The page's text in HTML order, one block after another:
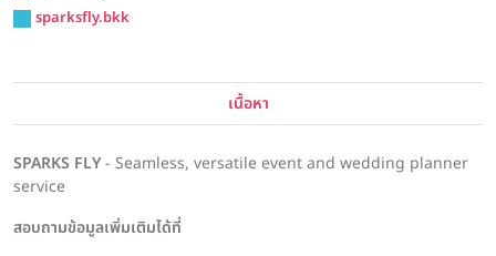
sparksfly.bkk
เนื้อหา
SPARKS FLY- Seamless, versatile event and wedding planner
service
สอบถามข้อมูลเพิ่มเติมได้ที่